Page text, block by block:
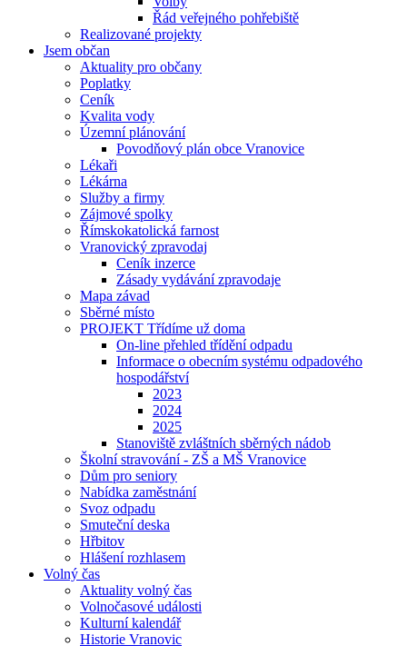
Řád veřejného pohřebiště
Realizované projekty
Jsem občan
Aktuality pro občany
Poplatky
Ceník
Kvalita vody
Územní plánování
Povodňový plán obce Vranovice
Lékaři
Lékárna
Služby a firmy
Zájmové spolky
Římskokatolická farnost
Vranovický zpravodaj
Ceník inzerce
Zásady vydávání zpravodaje
Mapa závad
Sběrné místo
PROJEKT Třídíme už doma
On-line přehled třídění odpadu
Informace o obecním systému odpadového
hospodářství
2023
2024
2025
Stanoviště zvláštních sběrných nádob
Školní stravování - ZŠ a MŠ Vranovice
Dům pro seniory
Nabídka zaměstnání
Svoz odpadu
Smuteční deska
Hřbitov
Hlášení rozhlasem
Volný čas
Aktuality volný čas
Volnočasové události
Kulturní kalendář
Historie Vranovic